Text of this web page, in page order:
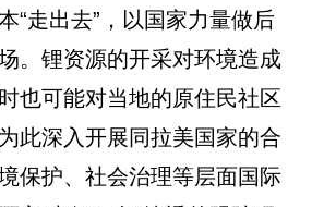
“走出去”，以国家力量做后
。锂资源的开采对环境造成
也可能对当地的原住民社区
此深入开展同拉美国家的合
保护、社会治理等层面国际